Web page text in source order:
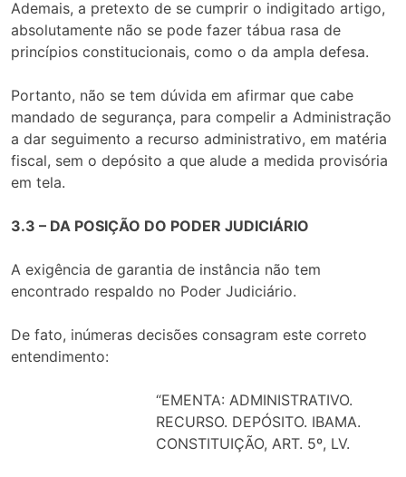
Ademais, a pretexto de se cumprir o indigitado artigo,
absolutamente não se pode fazer tábua rasa de
princípios constitucionais, como o da ampla defesa.
Portanto, não se tem dúvida em afirmar que cabe
mandado de segurança, para compelir a Administração
a dar seguimento a recurso administrativo, em matéria
fiscal, sem o depósito a que alude a medida provisória
em tela.
3.3 – DA POSIÇÃO DO PODER JUDICIÁRIO
A exigência de garantia de instância não tem
encontrado respaldo no Poder Judiciário.
De fato, inúmeras decisões consagram este correto
entendimento:
“EMENTA: ADMINISTRATIVO.
RECURSO. DEPÓSITO. IBAMA.
CONSTITUIÇÃO, ART. 5º, LV.